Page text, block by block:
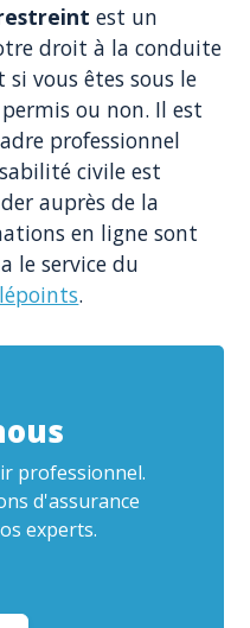
est un
droit à la conduite
si vous êtes sous le
ou non. Il est
professionnel
civile est
auprès de la
en ligne sont
le service du
.
professionnel.
d'assurance
experts.